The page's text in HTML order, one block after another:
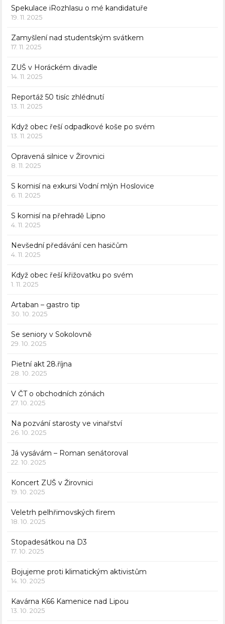
Spekulace iRozhlasu o mé kandidatuře
19. 11. 2025
Zamyšlení nad studentským svátkem
17. 11. 2025
ZUŠ v Horáckém divadle
14. 11. 2025
Reportáž 50 tisíc zhlédnutí
13. 11. 2025
Když obec řeší odpadkové koše po svém
13. 11. 2025
Opravená silnice v Žirovnici
8. 11. 2025
S komisí na exkursi Vodní mlýn Hoslovice
6. 11. 2025
S komisí na přehradě Lipno
4. 11. 2025
Nevšední předávání cen hasičům
4. 11. 2025
Když obec řeší křižovatku po svém
1. 11. 2025
Artaban – gastro tip
30. 10. 2025
Se seniory v Sokolovně
29. 10. 2025
Pietní akt 28.října
28. 10. 2025
V ČT o obchodních zónách
27. 10. 2025
Na pozvání starosty ve vinařství
26. 10. 2025
Já vysávám – Roman senátoroval
22. 10. 2025
Koncert ZUŠ v Žirovnici
19. 10. 2025
Veletrh pelhřimovských firem
18. 10. 2025
Stopadesátkou na D3
17. 10. 2025
Bojujeme proti klimatickým aktivistům
14. 10. 2025
Kavárna K66 Kamenice nad Lipou
13. 10. 2025